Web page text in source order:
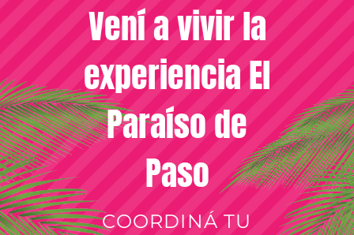
Vení a vivir la
experiencia El
Paraíso de
Paso
COORDINÁ TU